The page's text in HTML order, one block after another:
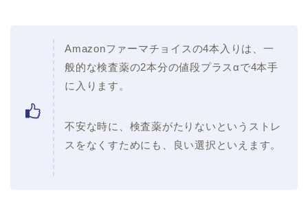
Amazonファーマチョイスの4本入りは、一
般的な検査薬の2本分の値段プラスαで4本手
に入ります。
不安な時に、検査薬がたりないというストレ
スをなくすためにも、良い選択といえます。